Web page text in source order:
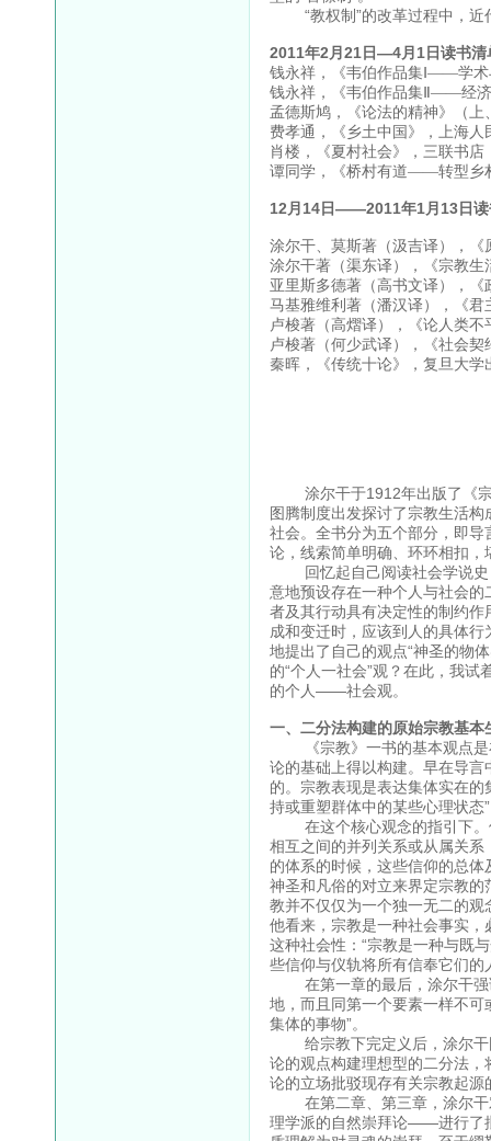
“教权制”的改革过程中，近
2011年2月21日—4月1日读书清
钱永祥，《韦伯作品集Ⅰ——学术
钱永祥，《韦伯作品集Ⅱ——经济
孟德斯鸠，《论法的精神》（
费孝通，《乡土中国》，上海人
肖楼，《夏村社会》，三联书店
谭同学，《桥村有道——转型乡
12月14日——2011年1月13日读
涂尔干、莫斯著（汲吉译），《
涂尔干著（渠东译），《宗教生
亚里斯多德著（高书文译），
马基雅维利著（潘汉译），《君
卢梭著（高熠译），《论人类
卢梭著（何少武译），《社会
秦晖，《传统十论》，复旦大学
涂尔干于1912年出版了《宗
图腾制度出发探讨了宗教生活
社会。全书分为五个部分，即导
论，线索简单明确、环环相扣，
回忆起自己阅读社会学说史
意地预设存在一种个人与社会
者及其行动具有决定性的制约
成和变迁时，应该到人的具体
地提出了自己的观点“神圣的物
的“个人一社会”观？在此，我试
的个人——社会观。
一、二分法构建的原始宗教基本
《宗教》一书的基本观点是
论的基础上得以构建。早在导
的。宗教表现是表达集体实在
持或重塑群体中的某些心理状态
在这个核心观念的指引下。
相互之间的并列关系或从属关
的体系的时候，这些信仰的总
神圣和凡俗的对立来界定宗教
教并不仅仅为一个独一无二的
他看来，宗教是一种社会事实
这种社会性：“宗教是一种与既
些信仰与仪轨将所有信奉它们的
在第一章的最后，涂尔干强
地，而且同第一个要素一样不
集体的事物”。
给宗教下完定义后，涂尔干
论的观点构建理想型的二分法
论的立场批驳现存有关宗教起
在第二章、第三章，涂尔干
理学派的自然崇拜论——进行了